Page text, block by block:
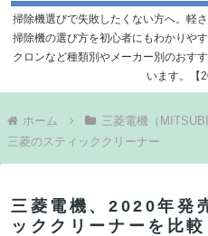
掃除機選びで失敗したくない方へ。軽
掃除機の選び方を初心者にもわかりや
クロンなど種類別やメーカー別のおす
います。【
ホーム
三菱電機（
三菱のスティッククリーナー
三菱電機、2020年発
ッククリーナーを比較